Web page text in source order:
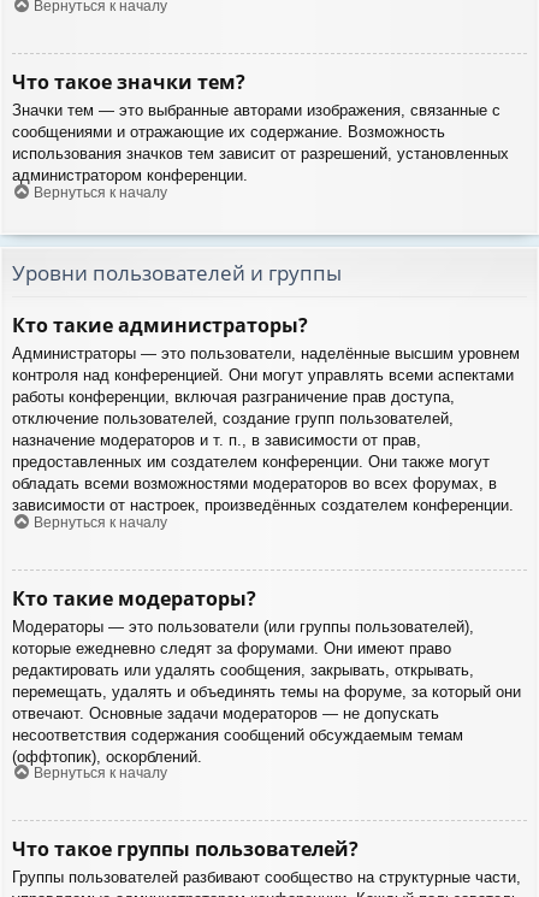
Вернуться к началу
Что такое значки тем?
Значки тем — это выбранные авторами изображения, связанные с
сообщениями и отражающие их содержание. Возможность
использования значков тем зависит от разрешений, установленных
администратором конференции.
Вернуться к началу
Уровни пользователей и группы
Кто такие администраторы?
Администраторы — это пользователи, наделённые высшим уровнем
контроля над конференцией. Они могут управлять всеми аспектами
работы конференции, включая разграничение прав доступа,
отключение пользователей, создание групп пользователей,
назначение модераторов и т. п., в зависимости от прав,
предоставленных им создателем конференции. Они также могут
обладать всеми возможностями модераторов во всех форумах, в
зависимости от настроек, произведённых создателем конференции.
Вернуться к началу
Кто такие модераторы?
Модераторы — это пользователи (или группы пользователей),
которые ежедневно следят за форумами. Они имеют право
редактировать или удалять сообщения, закрывать, открывать,
перемещать, удалять и объединять темы на форуме, за который они
отвечают. Основные задачи модераторов — не допускать
несоответствия содержания сообщений обсуждаемым темам
(оффтопик), оскорблений.
Вернуться к началу
Что такое группы пользователей?
Группы пользователей разбивают сообщество на структурные части,